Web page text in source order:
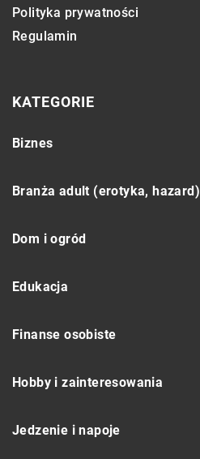
Polityka prywatności
Regulamin
KATEGORIE
Biznes
Branża adult (erotyka, hazard)
Dom i ogród
Edukacja
Finanse osobiste
Hobby i zainteresowania
Jedzenie i napoje